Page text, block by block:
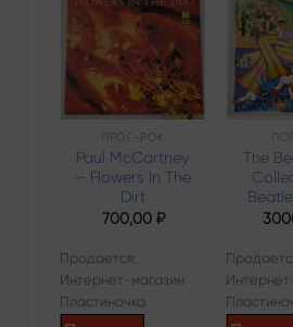
Add to
wishlist
ПРОГ-РОК
Paul McCartney
– Flowers In The
Dirt
700,00 ₽
Продается:
Интернет-магазин
Пластиночка
The